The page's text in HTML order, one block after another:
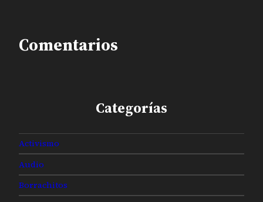
Comentarios
Categorías
Activismo
Audio
Borrachitos